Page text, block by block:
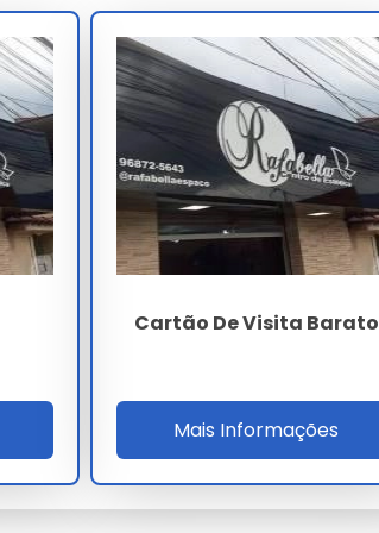
Cartão De Visita Barato
Mais Informações